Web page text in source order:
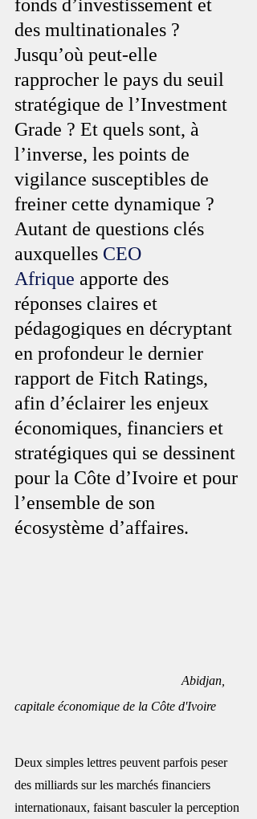
fonds d’investissement et
des multinationales ?
Jusqu’où peut-elle
rapprocher le pays du seuil
stratégique de l’Investment
Grade ? Et quels sont, à
l’inverse, les points de
vigilance susceptibles de
freiner cette dynamique ?
Autant de questions clés
auxquelles CEO
Afrique apporte des
réponses claires et
pédagogiques en décryptant
en profondeur le dernier
rapport de Fitch Ratings,
afin d’éclairer les enjeux
économiques, financiers et
stratégiques qui se dessinent
pour la Côte d’Ivoire et pour
l’ensemble de son
écosystème d’affaires.
Abidjan,
capitale économique de la Côte d'Ivoire
Deux simples lettres peuvent parfois peser
des milliards sur les marchés financiers
internationaux, faisant basculer la perception